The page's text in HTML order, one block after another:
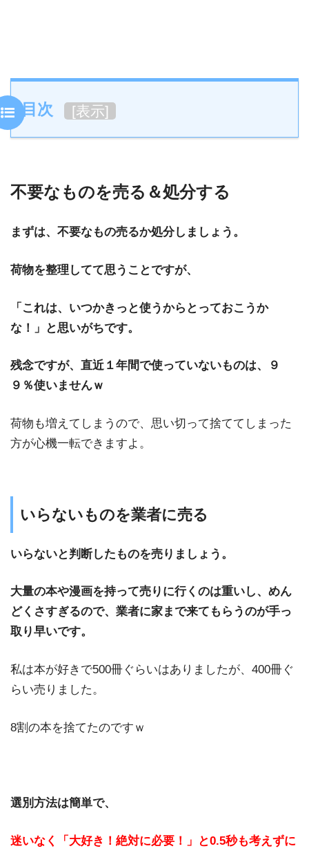
目次 [表示]
不要なものを売る＆処分する
まずは、不要なもの売るか処分しましょう。
荷物を整理してて思うことですが、
「これは、いつかきっと使うからとっておこうか
な！」と思いがちです。
残念ですが、直近１年間で使っていないものは、９
９％使いませんｗ
荷物も増えてしまうので、思い切って捨ててしまった
方が心機一転できますよ。
いらないものを業者に売る
いらないと判断したものを売りましょう。
大量の本や漫画を持って売りに行くのは重いし、めん
どくさすぎるので、業者に家まで来てもらうのが手っ
取り早いです。
私は本が好きで500冊ぐらいはありましたが、400冊ぐ
らい売りました。
8割の本を捨てたのですｗ
選別方法は簡単で、
迷いなく「大好き！絶対に必要！」と0.5秒も考えずに